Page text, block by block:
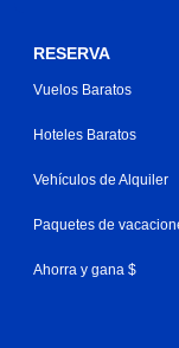
RESERVA
Vuelos Baratos
Hoteles Baratos
Vehículos de Alquiler
Paquetes de
Ahorra y gana $